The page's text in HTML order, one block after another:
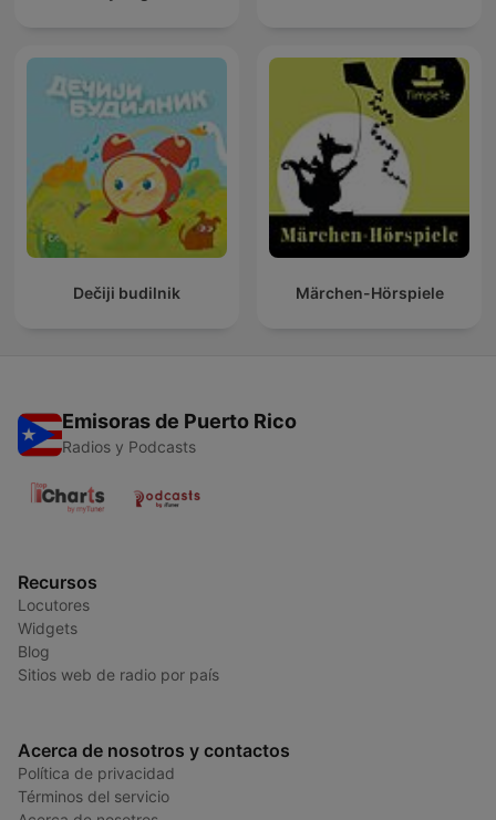
Dečiji budilnik Märchen-Hörspiele
Emisoras de Puerto Rico
Radios y Podcasts
Recursos
Locutores
Widgets
Blog
Sitios web de radio por país
Acerca de nosotros y contactos
Política de privacidad
Términos del servicio